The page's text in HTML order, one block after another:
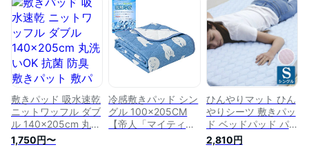
ル ひんやり 接触冷
感 さらっと 吸水速
乾 夏 冷感マット 敷
パッド 敷きパット
ベッドパッド ベッド
シーツ 寝具 送料無
料
洗える 丸洗いOK ウ
ォッシャブル ひんや
り 接触冷感 さらっ
と 吸水速乾 夏 敷パ
ッド 敷きパット ベ
ッドパッド ベッドシ
クール寝具 涼感 冷
感 夏物 中わたなし
冷感 シーツ 敷きパ
ット ベッドパッド
ベッドパット
敷きパッド 吸水速乾
ニットワッフル ダブ
ル 140×205cm 丸洗
いOK 抗菌 防臭 敷き
パット 敷パット ベ
1,750円〜
冷感敷きパッド シン
グル 100×205CM
【帝人「マイティト
ひんやりマット ひん
やりシーツ 敷きパッ
ド ベッドパッド パ
ッドシーツ シングル
ロング 100×205cm
2,810円